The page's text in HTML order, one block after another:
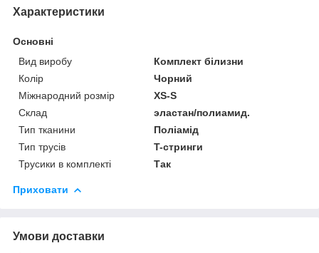
Характеристики
Основні
Вид виробу
Комплект білизни
Колір
Чорний
Міжнародний розмір
XS-S
Склад
эластан/полиамид.
Тип тканини
Поліамід
Тип трусів
T-стринги
Трусики в комплекті
Так
Приховати
Умови доставки